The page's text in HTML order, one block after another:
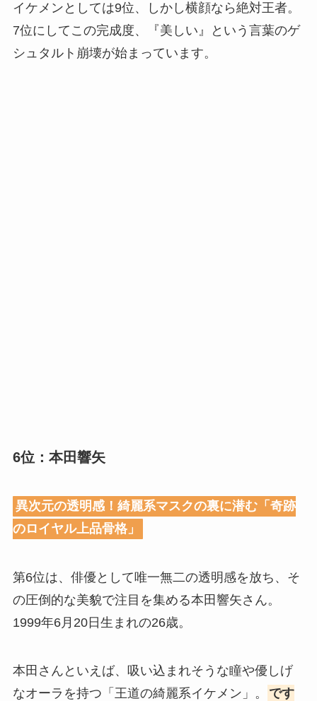
イケメンとしては9位、しかし横顔なら絶対王者。
7位にしてこの完成度、『美しい』という言葉のゲ
シュタルト崩壊が始まっています。
6位：本田響矢
異次元の透明感！綺麗系マスクの裏に潜む「奇跡
のロイヤル上品骨格」
第6位は、俳優として唯一無二の透明感を放ち、そ
の圧倒的な美貌で注目を集める本田響矢さん。
1999年6月20日生まれの26歳。
本田さんといえば、吸い込まれそうな瞳や優しげ
なオーラを持つ「王道の綺麗系イケメン」。
です